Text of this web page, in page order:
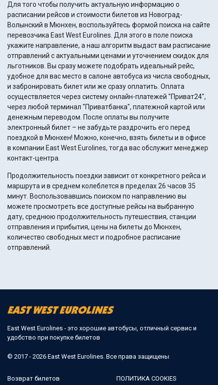
Для того чтобы получить актуальную информацию о
расписании рейсов и стоимости билетов из Новоград-
Волынский в Мюнхен, воспользуйтесь формой поиска на сайте
перевозчика East West Eurolines. Для этого в поле поиска
укажите направление, а наш алгоритм выдаст вам расписание
отправлений с актуальными ценами и уточнением скидок для
льготников. Вы сразу можете подобрать идеальный рейс,
удобное для вас место в салоне автобуса из числа свободных,
и забронировать билет или же сразу оплатить. Оплата
осуществляется через систему онлайн-платежей "Приват24",
через любой терминал "Приватбанка", платежной картой или
денежным переводом. После оплаты вы получите
электронный билет – не забудьте раздрочить его перед
поездкой в Мюнхен! Можно, конечно, взять билеты и в офисе
в компании East West Eurolines, тогда вас обслужит менеджер
контакт-центра.
Продолжительность поездки зависит от конкретного рейса и
маршрута и в среднем колеблется в пределах 26 часов 35
минут. Воспользовавшись поиском по направлению вы
можете просмотреть все доступные рейсы на выбранную
дату, среднюю продолжительность путешествия, станции
отправления и прибытия, цены на билеты до Мюнхен,
количество свободных мест и подробное расписание
отправлений.
East West Eurolines - это хорошие автобусы, отличный сервис и
удобство при покупке билетов
© 2017 - 2026 East West Eurolines. Все права защищены
Возврат билетов ПОЛИТИКА COOKIES